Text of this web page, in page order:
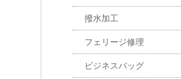
撥水加工
フェリージ修理
ビジネスバッグ